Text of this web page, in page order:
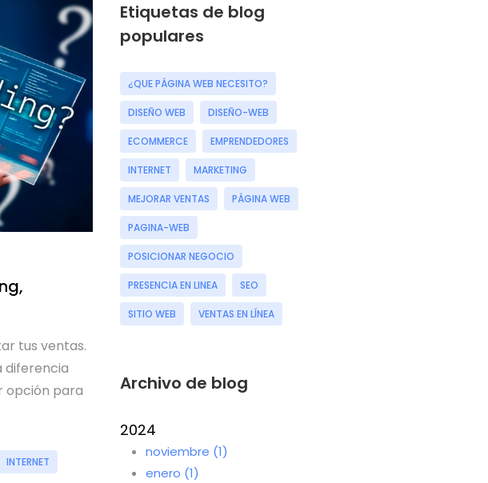
tus ventas.
diferencia
opción para
INTERNET
Etiquetas de blog
populares
¿QUE PÁGINA WEB NECESITO?
DISEÑO WEB DISEÑO-WEB
ECOMMERCE EMPRENDEDORES
INTERNET MARKETING
MEJORAR VENTAS PÁGINA WEB
PAGINA-WEB
POSICIONAR NEGOCIO
PRESENCIA EN LINEA SEO
SITIO WEB VENTAS EN LÍNEA
Archivo de blog
2024
noviembre (1)
enero (1)